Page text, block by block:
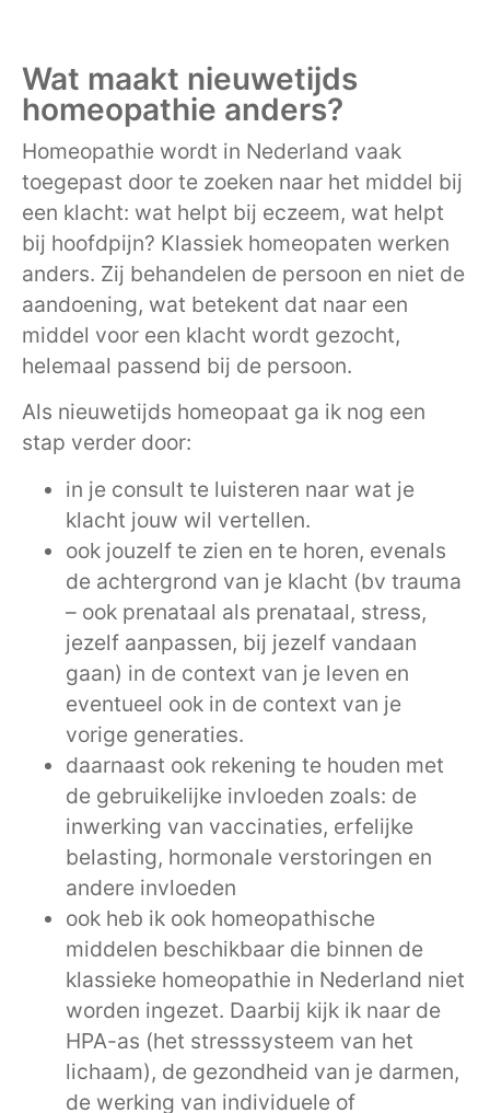
Wat maakt nieuwetijds
homeopathie anders?
Homeopathie wordt in Nederland vaak
toegepast door te zoeken naar het middel bij
een klacht: wat helpt bij eczeem, wat helpt
bij hoofdpijn? Klassiek homeopaten werken
anders. Zij behandelen de persoon en niet de
aandoening, wat betekent dat naar een
middel voor een klacht wordt gezocht,
helemaal passend bij de persoon.
Als nieuwetijds homeopaat ga ik nog een
stap verder door:
in je consult te luisteren naar wat je
klacht jouw wil vertellen.
ook jouzelf te zien en te horen, evenals
de achtergrond van je klacht (bv trauma
– ook prenataal als prenataal, stress,
jezelf aanpassen, bij jezelf vandaan
gaan) in de context van je leven en
eventueel ook in de context van je
vorige generaties.
daarnaast ook rekening te houden met
de gebruikelijke invloeden zoals: de
inwerking van vaccinaties, erfelijke
belasting, hormonale verstoringen en
andere invloeden
ook heb ik ook homeopathische
middelen beschikbaar die binnen de
klassieke homeopathie in Nederland niet
worden ingezet. Daarbij kijk ik naar de
HPA-as (het stresssysteem van het
lichaam), de gezondheid van je darmen,
de werking van individuele of